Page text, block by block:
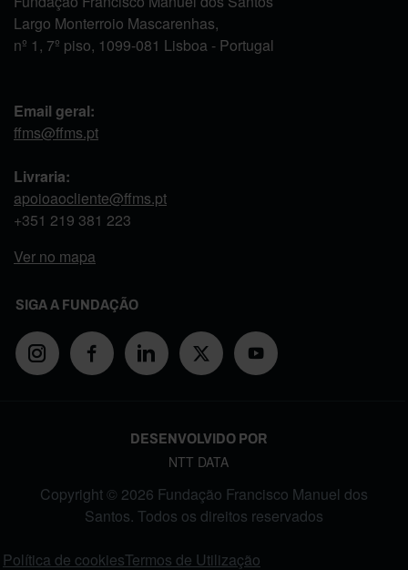
Largo Monterroio Mascarenhas,
nº 1, 7º piso, 1099-081 Lisboa - Portugal
Email geral:
ffms@ffms.pt
Livraria:
apoioaocliente@ffms.pt
+351 219 381 223
Ver no mapa
SIGA A FUNDAÇÃO
DESENVOLVIDO POR
NTT DATA
Copyright © 2026 Fundação Francisco Manuel dos
Santos. Todos os direitos reservados
Política de cookiesTermos de Utilização